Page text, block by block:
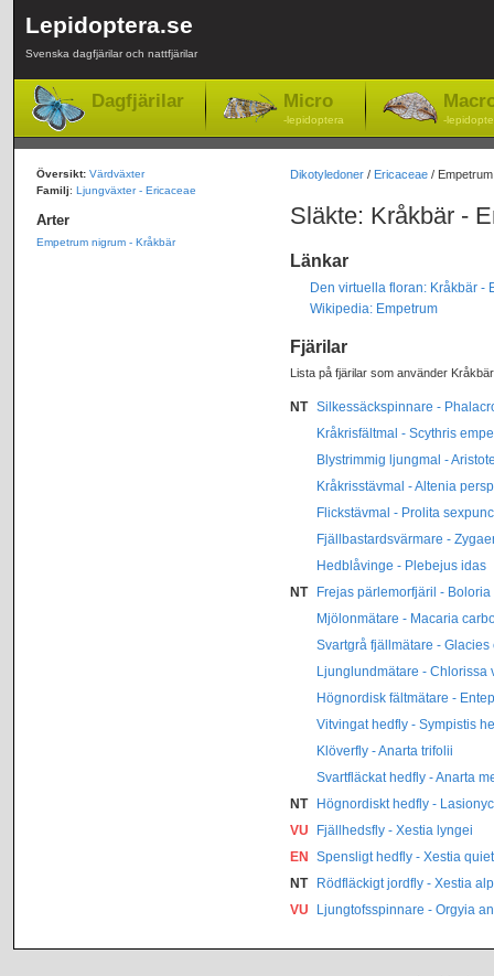
Lepidoptera.se
Svenska dagfjärilar och nattfjärilar
Dagfjärilar Micro
-lepidoptera -
Dikotyledoner/ Ericaceae/ Empetrum
Släkte: Kråkbär -
Länkar
Den virtuella floran: Kråkbär -
Wikipedia: Empetrum
Fjärilar
Lista på fjärilar som använder
NT
Silkessäckspinnare -
Kråkrisfältmal - Scythris
Blystrimmig ljungmal -
Kråkrisstävmal - Altenia
Flickstävmal - Prolita
Fjällbastardsvärmare -
Hedblåvinge - Plebejus idas
NT
Frejas pärlemorfjäril - Boloria
Mjölonmätare - Macaria
Svartgrå fjällmätare - Glacies
Ljunglundmätare - Chlorissa
Högnordisk fältmätare -
Vitvingat hedfly - Sympistis
Klöverfly - Anarta trifolii
Svartfläckat hedfly - Anarta
NT
Högnordiskt hedfly -
VU
Fjällhedsfly - Xestia lyngei
EN Spensligt hedfly - Xestia
NT
Rödfläckigt jordfly - Xestia
VU
Ljungtofsspinnare - Orgyia
Översikt: Värdväxter
Familj: Ljungväxter - Ericaceae
Arter
Empetrum nigrum - Kråkbär